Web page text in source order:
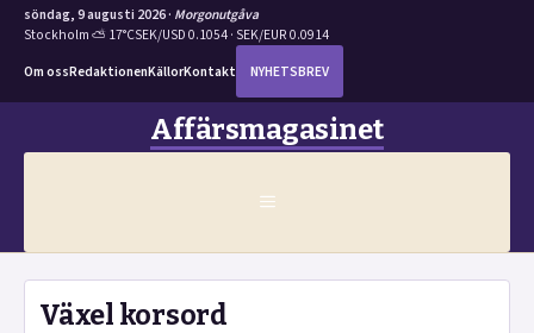
söndag, 9 augusti 2026 · Morgonutgåva
Stockholm ⛅ 17°CSEK/USD 0.1054 · SEK/EUR 0.0914
Om ossRedaktionenKällorKontakt NYHETSBREV
Affärsmagasinet
MENY
Växel korsord